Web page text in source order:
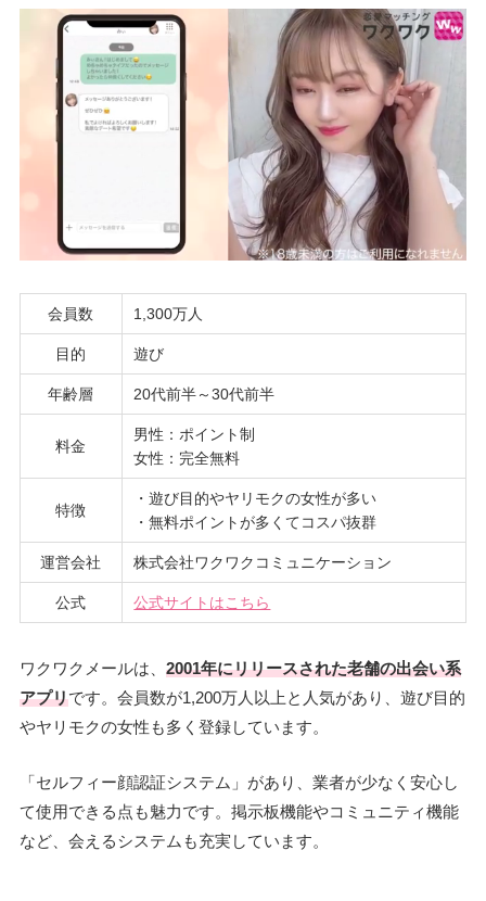
会員数 1,300万人
目的 遊び
年齢層 20代前半～30代前半
料金
男性：ポイント制
女性：完全無料
特徴
・遊び目的やヤリモクの女性が多い
・無料ポイントが多くてコスパ抜群
運営会社 株式会社ワクワクコミュニケーション
公式 公式サイトはこちら
ワクワクメールは、 2001年にリリースされた老舗の出会い系
アプリです。会員数が1,200万人以上と人気があり、遊び目的
やヤリモクの女性も多く登録しています。
「セルフィー顔認証システム」があり、業者が少なく安心し
て使用できる点も魅力です。掲示板機能やコミュニティ機能
など、会えるシステムも充実しています。